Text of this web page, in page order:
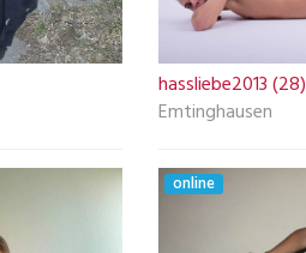
hassliebe2013 (28)
Emtinghausen
online